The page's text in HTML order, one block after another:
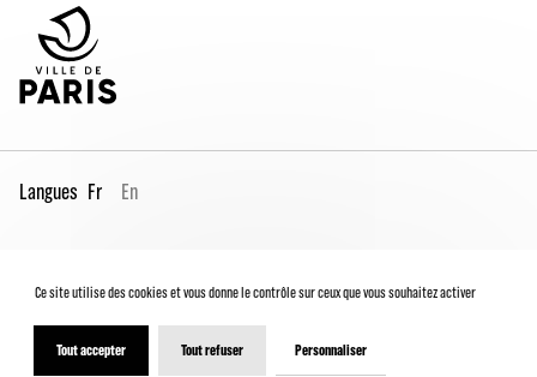
Langues Fr En
Conditions générales de vente
Charte du spectateur
Déclaration d'accessibilité
Ce site utilise des cookies et vous donne le contrôle sur ceux que vous souhaitez activer
Tout accepter Tout refuser Personnaliser